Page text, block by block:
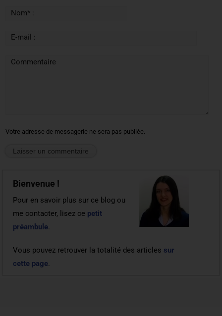
Nom* :
E-mail :
Commentaire
Votre adresse de messagerie ne sera pas publiée.
Bienvenue !
Pour en savoir plus sur ce blog ou
me contacter, lisez ce petit
préambule.
Vous pouvez retrouver la totalité des articles sur
cette page.